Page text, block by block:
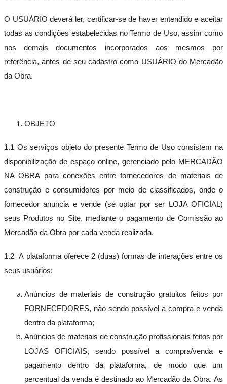
Vasos
Sanitários
Piscina
Ferramentas
Tudo
Elétricas
de
Outros
Decoração
Tudo
Papel
Parede
Cortinas
Persianas
Planejados
Acessórios
Tudo
Equipamentos
Ferramentas
Outros
Blog
O USUÁRIO deverá ler, certificar-se de haver entendido e aceitar
todas as condições estabelecidas no Termo de Uso, assim como
nos demais documentos incorporados aos mesmos por
referência, antes de seu cadastro como USUÁRIO do Mercadão
da Obra.
OBJETO
1.1 Os serviços objeto do presente Termo de Uso consistem na
disponibilização de espaço online, gerenciado pelo MERCADÃO
NA OBRA para conexões entre fornecedores de materiais de
construção e consumidores por meio de classificados, onde o
fornecedor anuncia e vende (se optar por ser LOJA OFICIAL)
seus Produtos no Site, mediante o pagamento de Comissão ao
Mercadão da Obra por cada venda realizada.
1.2 A plataforma oferece 2 (duas) formas de interações entre os
seus usuários:
Anúncios de materiais de construção gratuitos feitos por
FORNECEDORES, não sendo possível a compra e venda
dentro da plataforma;
Anúncios de materiais de construção profissionais feitos por
LOJAS OFICIAIS, sendo possível a compra/venda e
pagamento dentro da plataforma, de modo que um
percentual da venda é destinado ao Mercadão da Obra. As